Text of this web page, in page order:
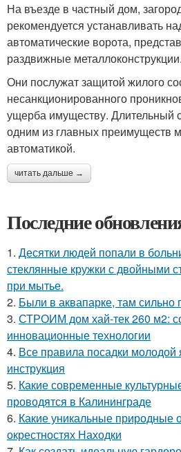
На въезде в частный дом,
рекомендуется устанавливать
автоматические ворота,
раздвижные металлоконструкции.
Они послужат защитой жилого
несанкционированного
ущерба имуществу. Длительный
одним из главных преимуществ
автоматикой.
читать дальше →
Последние
1. Десятки людей попали в
стеклянные кружки с двойными
при мытье.
2. Были в аквапарке, там сильно
3. СТРОИМ дом хай-тек 260 м2:
инновационные технологии
4. Все правила посадки молодой
инструкция
5. Какие современные
проводятся в Калининграде
6. Какие уникальные природные
окрестностях Находки